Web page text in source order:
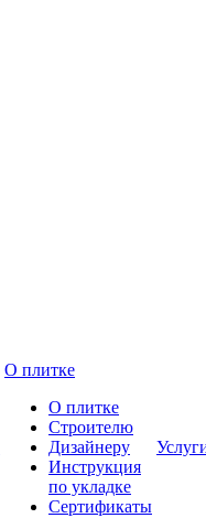
О плитке
О плитке
Строителю
Дизайнеру
Инструкция
по укладке
Сертификаты